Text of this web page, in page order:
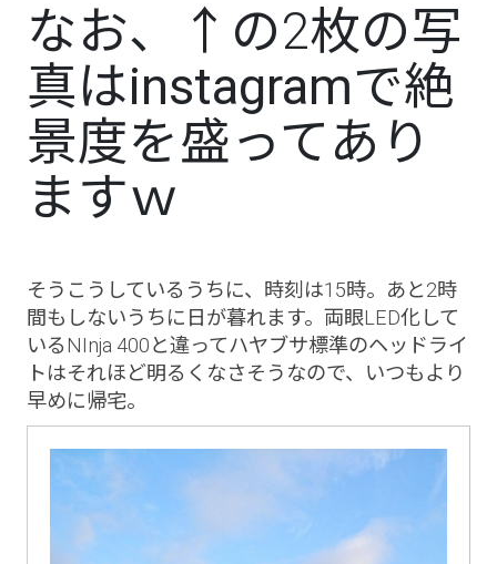
なお、↑の2枚の写
真はinstagramで絶
景度を盛ってあり
ますｗ
そうこうしているうちに、時刻は15時。あと2時
間もしないうちに日が暮れます。両眼LED化して
いるNInja 400と違ってハヤブサ標準のヘッドライ
トはそれほど明るくなさそうなので、いつもより
早めに帰宅。